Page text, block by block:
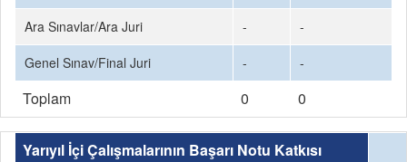
Ara Sınavlar/Ara Juri
-
-
Genel Sınav/Final Juri
- -
Toplam 0 0
Yarıyıl İçi Çalışmalarının Başarı Notu Katkısı